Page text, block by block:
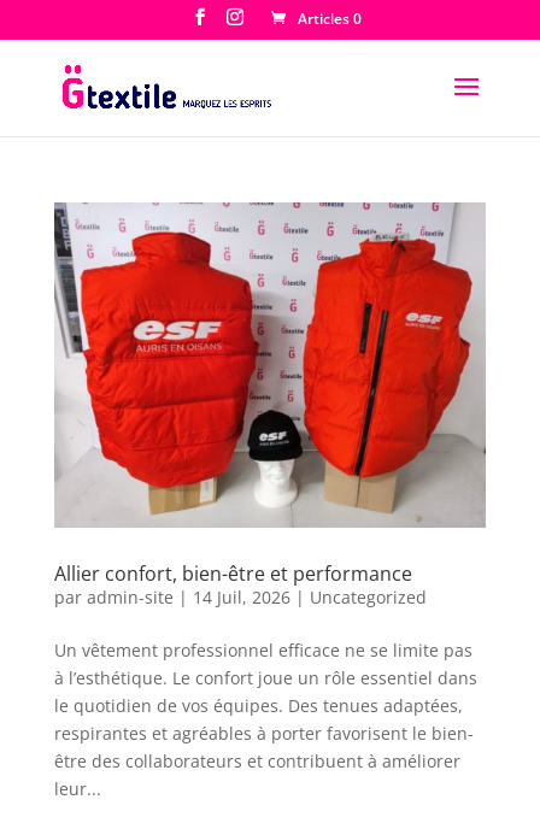
Articles 0
Allier confort, bien-être et performance
par admin-site | 14 Juil, 2026| Uncategorized
Un vêtement professionnel efficace ne se limite pas
à l’esthétique. Le confort joue un rôle essentiel dans
le quotidien de vos équipes. Des tenues adaptées,
respirantes et agréables à porter favorisent le bien-
être des collaborateurs et contribuent à améliorer
leur...